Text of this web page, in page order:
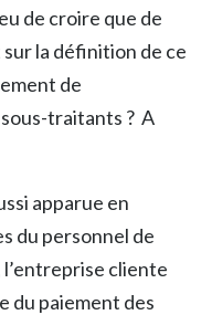
de croire que de
la définition de ce
de
traitants ? A
apparue en
du personnel de
l’entreprise cliente
du paiement des